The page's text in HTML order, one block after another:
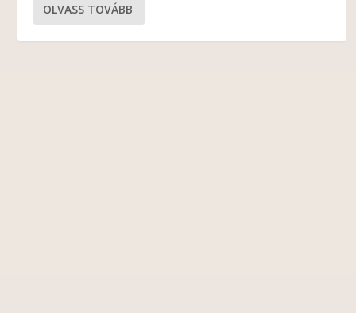
OLVASS TOVÁBB